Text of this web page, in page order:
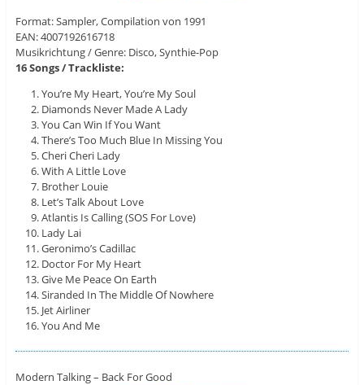
Format: Sampler, Compilation von 1991
EAN: 4007192616718
Musikrichtung / Genre: Disco, Synthie-Pop
16 Songs / Trackliste:
You’re My Heart, You’re My Soul
Diamonds Never Made A Lady
You Can Win If You Want
There’s Too Much Blue In Missing You
Cheri Cheri Lady
With A Little Love
Brother Louie
Let’s Talk About Love
Atlantis Is Calling (SOS For Love)
Lady Lai
Geronimo’s Cadillac
Doctor For My Heart
Give Me Peace On Earth
Siranded In The Middle Of Nowhere
Jet Airliner
You And Me
Modern Talking – Back For Good